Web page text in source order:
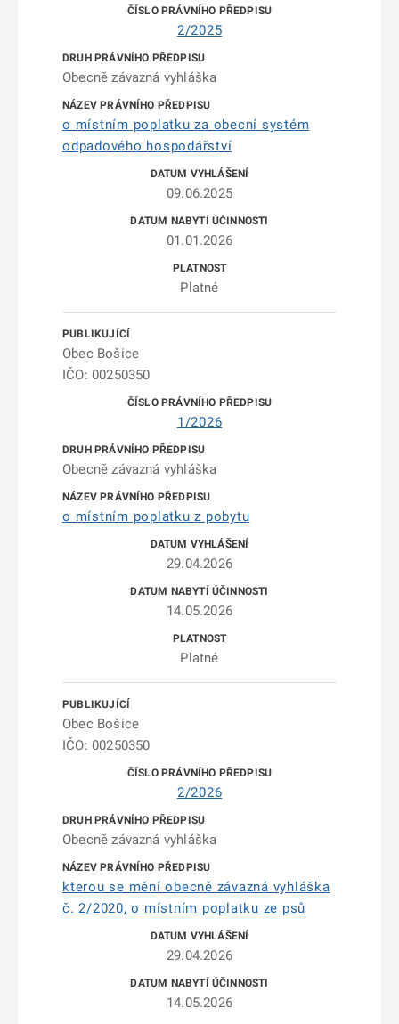
2/2025
Obecně závazná vyhláška
o místním poplatku za obecní systém
odpadového hospodářství
09.06.2025
01.01.2026
Platné
Obec Bošice
IČO: 00250350
1/2026
Obecně závazná vyhláška
o místním poplatku z pobytu
29.04.2026
14.05.2026
Platné
Obec Bošice
IČO: 00250350
2/2026
Obecně závazná vyhláška
kterou se mění obecně závazná vyhláška
č. 2/2020, o místním poplatku ze psů
29.04.2026
14.05.2026